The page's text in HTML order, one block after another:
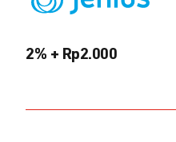
2% + Rp2.000